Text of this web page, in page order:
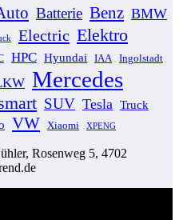
Batterie Benz BMW
Electric Elektro
HPC Hyundai IAA Ingolstadt
Mercedes
SUV Tesla Truck
VW Xiaomi XPENG
Rosenweg 5, 4702